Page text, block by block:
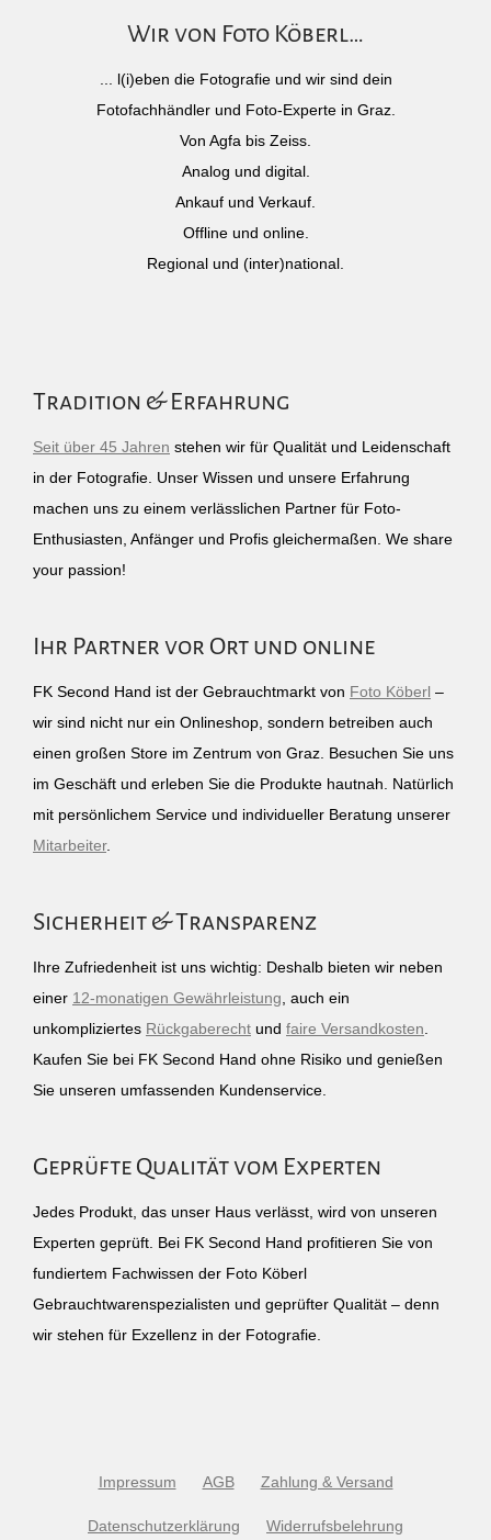
Wir von Foto Köberl…
... l(i)eben die Fotografie und wir sind dein
Fotofachhändler und Foto-Experte in Graz.
Von Agfa bis Zeiss.
Analog und digital.
Ankauf und Verkauf.
Offline und online.
Regional und (inter)national.
Tradition & Erfahrung
Seit über 45 Jahren stehen wir für Qualität und Leidenschaft
in der Fotografie. Unser Wissen und unsere Erfahrung
machen uns zu einem verlässlichen Partner für Foto-
Enthusiasten, Anfänger und Profis gleichermaßen. We share
your passion!
Ihr Partner vor Ort und online
FK Second Hand ist der Gebrauchtmarkt von Foto Köberl –
wir sind nicht nur ein Onlineshop, sondern betreiben auch
einen großen Store im Zentrum von Graz. Besuchen Sie uns
im Geschäft und erleben Sie die Produkte hautnah. Natürlich
mit persönlichem Service und individueller Beratung unserer
Mitarbeiter.
Sicherheit & Transparenz
Ihre Zufriedenheit ist uns wichtig: Deshalb bieten wir neben
einer 12-monatigen Gewährleistung , auch ein
unkompliziertes Rückgaberecht und faire Versandkosten
Kaufen Sie bei FK Second Hand ohne Risiko und genießen
Sie unseren umfassenden Kundenservice.
Geprüfte Qualität vom Experten
Jedes Produkt, das unser Haus verlässt, wird von unseren
Experten geprüft. Bei FK Second Hand profitieren Sie von
fundiertem Fachwissen der Foto Köberl
Gebrauchtwarenspezialisten und geprüfter Qualität – denn
wir stehen für Exzellenz in der Fotografie.
Impressum AGB Zahlung & Versand
Datenschutzerklärung Widerrufsbelehrung